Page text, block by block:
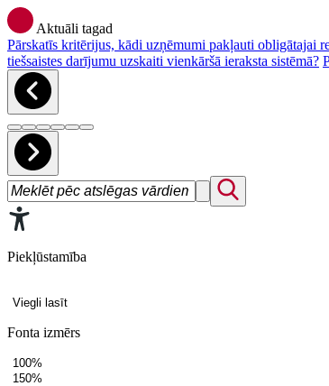
Aktuāli tagad
Pārskatīs kritērijus, kādi uzņēmumi pakļauti obligātajai
tiešsaistes darījumu uzskaiti vienkāršā ieraksta sistēmā?
Piekļūstamība
Viegli lasīt
Fonta izmērs
100%
150%